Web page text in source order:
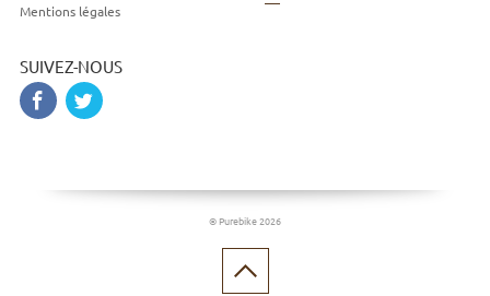
Mentions légales
SUIVEZ-NOUS
© Purebike 2026